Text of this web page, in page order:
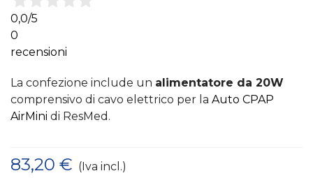
0,0/5
0
recensioni
La confezione include un alimentatore da 20W
comprensivo di cavo elettrico per la Auto CPAP
AirMini di ResMed.
83,20 € (Iva incl.)